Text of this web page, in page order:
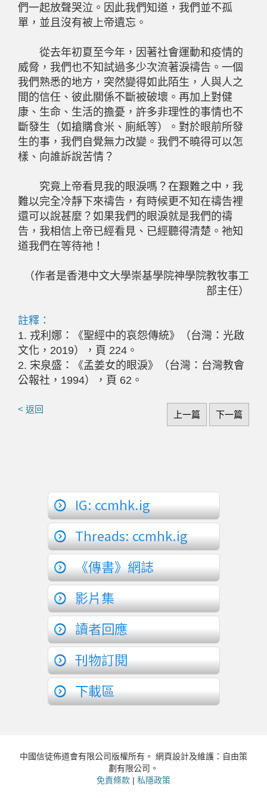
們一起放聲哭泣。因此我們知道，我們並不孤
單，並且沒有被上帝遺忘。
從去年初夏至今年，因著社會運動和疫情的
威脅，我們也不知試過多少次流著淚禱告。一個
我們熟悉的地方，突然變得如此陌生，人與人之
間的信任、彼此關係不斷被破壞。再加上對健
康、生命、生活的擔憂，許多非理性的事情也不
斷發生（如搶購食米、廁紙等）。對於眼前所發
生的事，我們自覺無力改變。我們不曉得可以怎
樣、向誰訴說苦情？
究竟上帝看見我的眼淚嗎？在艱難之中，我
難以完全冷靜下來禱告，有時候更不知在禱告裡
還可以說甚麼？如果我們的眼淚就是我們的禱
告，我相信上帝已經看見、已經聽得清楚。祂知
道我們在等待祂！
（作者是香港中文大學崇基學院神學院教牧事工
部主任）
註釋：
1. 戎利娜：《聖經中的哀怨傳統》（台灣：光啟
文化，2019），頁 224。
2. 宋泉盛：《孟姜女的眼淚》（台灣：台灣教會
公報社，1994），頁 62。
< 返回
上一篇 下一篇
IG: ccmhk.ig
Threads: ccmhk.ig
《傳書》網誌
影片集
讀者回應
刊物訂閱
下載區
中國信徒佈道會有限公司版權所有。 網頁設計及維護：自由策
劃有限公司。
免責條款 | 私隱政策